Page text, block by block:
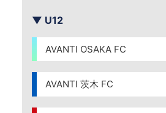
▼ U12
AVANTI OSAKA FC
AVANTI 茨木 FC